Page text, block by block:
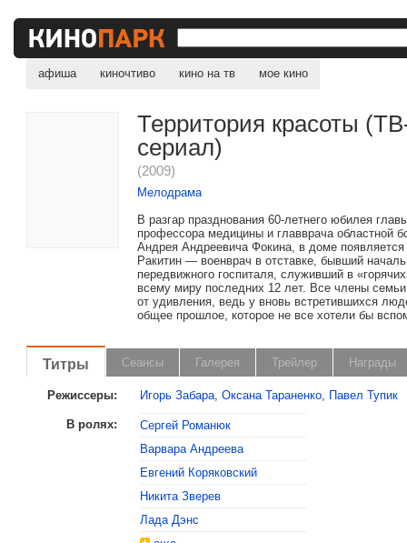
афиша киночтиво кино на тв мое кино
Территория красоты
сериал)
(2009)
Мелодрама
В разгар празднования 60-летнего юбилея
профессора медицины и главврача областной
Андрея Андреевича Фокина, в доме
Ракитин — военврач в отставке, бывший
передвижного госпиталя, служивший в
всему миру последних 12 лет. Все члены
от удивления, ведь у вновь встретившихся
общее прошлое, которое не все хотели бы
Титры Сеансы Галерея Трейлер Награды
Режиссеры: Игорь Забара,Оксана Тараненко, Павел Тупик
В ролях:
Сергей Романюк
Варвара Андреева
Евгений Коряковский
Никита Зверев
Лада Дэнс